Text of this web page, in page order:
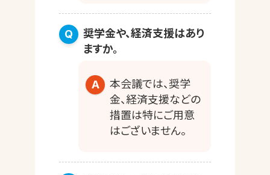
奨学金や、経済支援はあり
ますか。
本会議では、奨学
金、経済支援などの
措置は特にご用意
はございません。